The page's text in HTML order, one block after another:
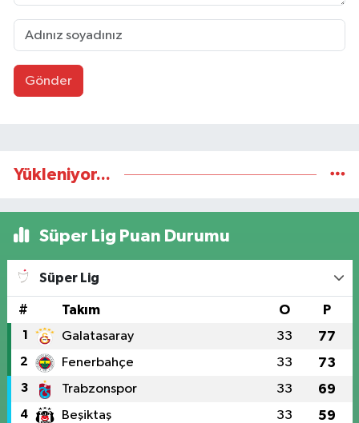
Gönder
Yükleniyor...
Süper Lig Puan Durumu
Süper Lig
# Takım O P
1 Galatasaray 33 77
2 Fenerbahçe 33 73
3 Trabzonspor 33 69
4 Beşiktaş 33 59